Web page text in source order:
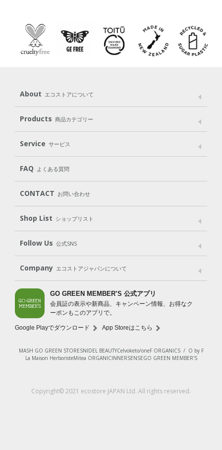
About エコストアについて
メッセージ ブランドストーリー
パッケージへのこだわり
動物実験をしない
Products 商品カテゴリー
Laundry
Body（ボディ） Hair（ヘア） Oral care（オーラルケア）
Goods （グッズ）
Gift set
Service サービス
User Guide
Subscription（定期便）
FAQ よくある質問
CONTACT お問い合わせ
Shop List ショップリスト
Shop List
Follow Us 公式SNS
LINE＠ Instagram Facebook
Company エコストアジャパンについて
会社案内 ご利用規約
プライバシーポリシー
特定商取引法に基づく表示
免責事項
法人会員サービス
New Zealand Site
GO GREEN MEMBER’S 公式アプリ
会員証の表示や新商品、キャンペーン情報、お得なク
ーポンもこのアプリで。
Google Playでダウンロード App Storeはこちら
MASH GO GREEN STORESNIDEL BEAUTYCelvoketo/oneF ORGANICS/ O by F
La Maison HerboristeMitea ORGANICINNERSENSEGO GREEN MEMBER'S
Copyright© 2021 ecostore JAPAN Ltd. All rights reserved.